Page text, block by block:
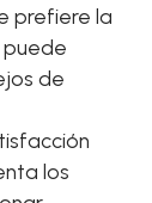
prefiere la
puede
de
los